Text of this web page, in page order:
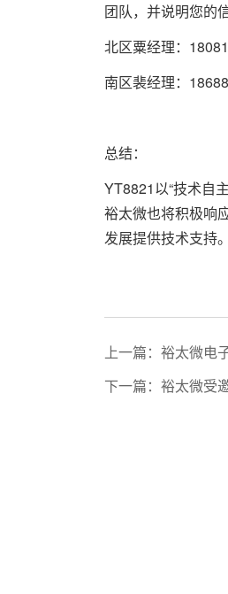
团队，并说明您的
北区粟经理：
南区裴经理：
总结：
YT8821以“技术自
裕太微也将积极响
发展提供技术支持。
上一篇：裕太微电
下一篇：裕太微受